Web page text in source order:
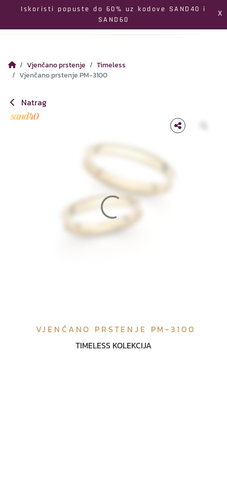
Iskoristi popuste do 60% uz kodove SAND40 i
SAND60
X
Izbornik
Profil Pretraga
Vjenčano prstenje
Timeless
Vjenčano prstenje PM-3100
Natrag
VJENČANO PRSTENJE PM-3100
TIMELESS KOLEKCIJA